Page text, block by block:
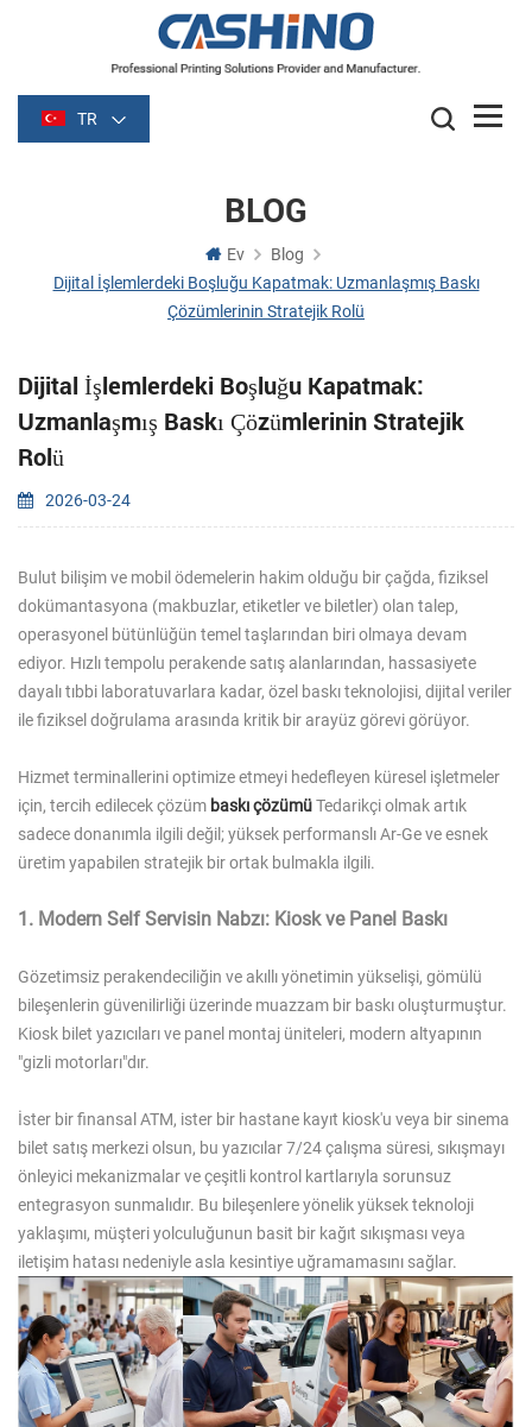
TR
BLOG
Ev
Blog
Dijital İşlemlerdeki Boşluğu Kapatmak: Uzmanlaşmış Baskı
Çözümlerinin Stratejik Rolü
Dijital İşlemlerdeki Boşluğu Kapatmak:
Uzmanlaşmış Baskı Çözümlerinin Stratejik
Rolü
2026-03-24
Bulut bilişim ve mobil ödemelerin hakim olduğu bir çağda, fiziksel
dokümantasyona (makbuzlar, etiketler ve biletler) olan talep,
operasyonel bütünlüğün temel taşlarından biri olmaya devam
ediyor. Hızlı tempolu perakende satış alanlarından, hassasiyete
dayalı tıbbi laboratuvarlara kadar, özel baskı teknolojisi, dijital veriler
ile fiziksel doğrulama arasında kritik bir arayüz görevi görüyor.
Hizmet terminallerini optimize etmeyi hedefleyen küresel işletmeler
için, tercih edilecek çözüm baskı çözümüTedarikçi olmak artık
sadece donanımla ilgili değil; yüksek performanslı Ar-Ge ve esnek
üretim yapabilen stratejik bir ortak bulmakla ilgili.
1. Modern Self Servisin Nabzı: Kiosk ve Panel Baskı
Gözetimsiz perakendeciliğin ve akıllı yönetimin yükselişi, gömülü
bileşenlerin güvenilirliği üzerinde muazzam bir baskı oluşturmuştur.
Kiosk bilet yazıcıları ve panel montaj üniteleri, modern altyapının
"gizli motorları"dır.
İster bir finansal ATM, ister bir hastane kayıt kiosk'u veya bir sinema
bilet satış merkezi olsun, bu yazıcılar 7/24 çalışma süresi, sıkışmayı
önleyici mekanizmalar ve çeşitli kontrol kartlarıyla sorunsuz
entegrasyon sunmalıdır. Bu bileşenlere yönelik yüksek teknoloji
yaklaşımı, müşteri yolculuğunun basit bir kağıt sıkışması veya
iletişim hatası nedeniyle asla kesintiye uğramamasını sağlar.